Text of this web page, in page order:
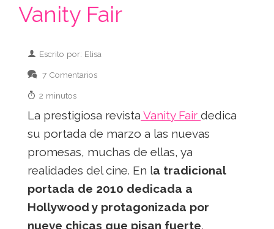
Vanity Fair
Escrito por: Elisa
7 Comentarios
2 minutos
La prestigiosa revista Vanity Fair dedica
su portada de marzo a las nuevas
promesas, muchas de ellas, ya
realidades del cine. En la tradicional
portada de 2010 dedicada a
Hollywood y protagonizada por
nueve chicas que pisan fuerte,